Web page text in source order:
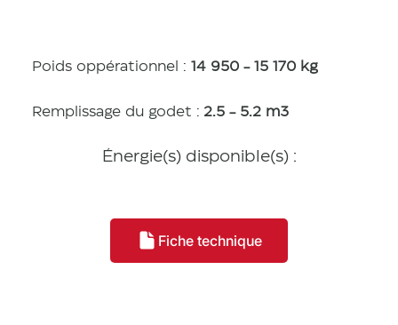
Poids oppérationnel :14 950 - 15 170 kg
Remplissage du godet : 2.5 - 5.2 m3
Énergie(s) disponible(s) :
Fiche technique